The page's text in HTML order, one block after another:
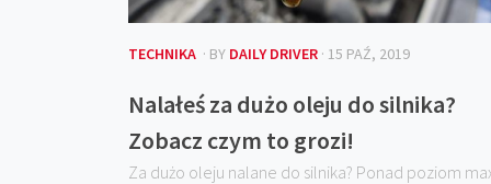
TECHNIKA · BY DAILY DRIVER · 15 PAŹ, 2019
Nalałeś za dużo oleju do silnika?
Zobacz czym to grozi!
Za dużo oleju nalane do silnika? Ponad poziom